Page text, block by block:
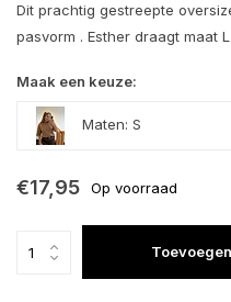
Dit prachtig gestreepte
pasvorm . Esther draagt maat L.
Maak een keuze:
Maten: S
€17,95 Op voorraad